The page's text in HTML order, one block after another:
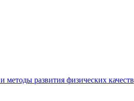
развития физических качеств